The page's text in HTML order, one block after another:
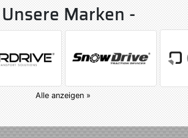
Marken -
Alle anzeigen »